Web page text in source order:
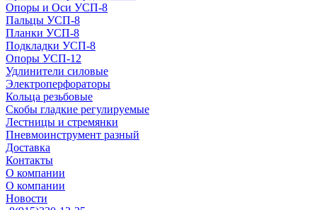
Опоры и Оси УСП-8
Пальцы УСП-8
Планки УСП-8
Подкладки УСП-8
Опоры УСП-12
Удлинители силовые
Электроперфораторы
Кольца резьбовые
Скобы гладкие регулируемые
Лестницы и стремянки
Пневмоинструмент разный
Доставка
Контакты
О компании
О компании
Новости